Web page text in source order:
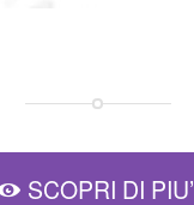
SCOPRI DI PIU’